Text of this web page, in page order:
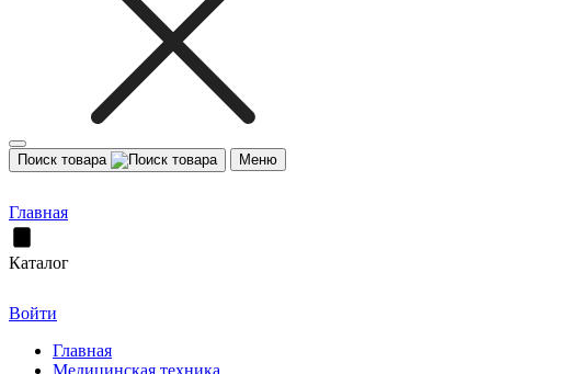
Поиск товара Меню
Главная
Каталог
Войти
Главная
Медицинская техника